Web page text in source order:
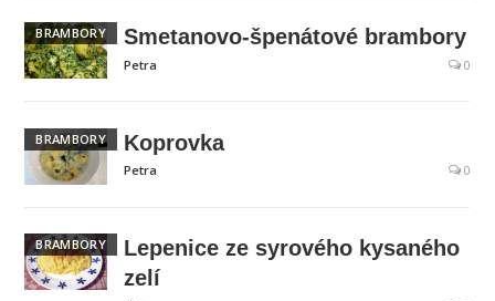
BRAMBORY Smetanovo-špenátové brambory
Petra 0
BRAMBORY Koprovka
Petra 0
BRAMBORY
Lepenice ze syrového kysaného
zelí